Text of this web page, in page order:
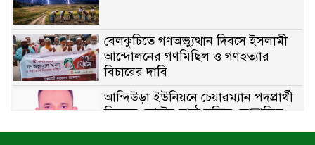
বেলকুচিতে গণঅভ্যুত্থান দিবসে ইসলামী
আন্দোলনের গণমিছিল ও গণহত্যার
বিচারের দাবি
আন্দিউড়া ইউনিয়নে চেয়ারম্যান পদপ্রার্থী
হিসেবে ভোটের মাঠে সক্রিয় মোত্তাকিম
চৌধুরী